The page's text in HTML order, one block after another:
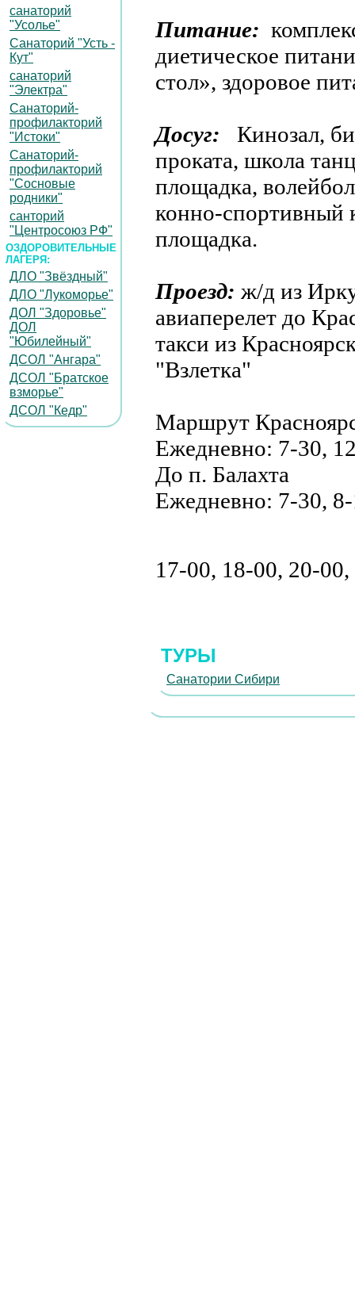
Питание:
диетическое
стол», здоровое
Досуг: Кинозал,
проката, школа
площадка,
конно-спортивный
площадка.
Проезд: ж/д из
авиаперелет до
такси из
"Взлетка"
Маршрут
Ежедневно: 7-30,
До п. Балахта
Ежедневно: 7-30,
17-00, 18-00, 20-
ТУРЫ
Санатории Сибири
санаторий
"Усолье"
Санаторий "Усть -
Кут"
санаторий
"Электра"
Санаторий-
профилакторий
"Истоки"
Санаторий-
профилакторий
"Сосновые
родники"
санторий
"Центросоюз РФ"
ОЗДОРОВИТЕЛЬНЫЕ
ЛАГЕРЯ:
ДЛО "Звёздный"
ДЛО "Лукоморье"
ДОЛ "Здоровье"
ДОЛ
"Юбилейный"
ДСОЛ "Ангара"
ДСОЛ "Братское
взморье"
ДСОЛ "Кедр"